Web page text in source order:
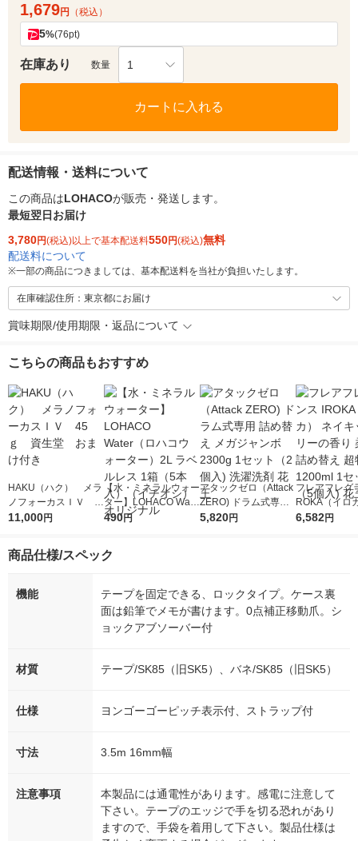
1,679円 （税込）
5%(76pt)
在庫あり 数量 1
カートに入れる
配送情報・送料について
この商品はLOHACOが販売・発送します。
最短翌日お届け
3,780円(税込)以上で基本配送料550円(税込)無料
配送料について
※一部の商品につきましては、基本配送料を当社が負担いたします。
在庫確認住所：東京都にお届け
賞味期限/使用期限・返品について
こちらの商品もおすすめ
HAKU（ハク） メラ
ノフォーカスＩＶ 4
5ｇ 資生堂 おまけ
11,000円
【水・ミネラルウォー
ター】LOHACO Wate
r（ロハコウォータ
シ） オリジナル
490円
アタックゼロ（Attack
ZERO) ドラム式専用
詰め替え メガジャン
5,820円
フレアフレグ
ROKA（イロ
イキッドリリ
6,582円
商品仕様/スペック
機能
テープを固定できる、ロックタイプ。ケース裏
面は鉛筆でメモが書けます。0点補正移動爪。シ
ョックアブソーバー付
材質 テープ/SK85（旧SK5）、バネ/SK85（旧SK5）
仕様 ヨンゴーゴーピッチ表示付、ストラップ付
寸法 3.5m 16mm幅
注意事項
本製品には通電性があります。感電に注意して
下さい。テープのエッジで手を切る恐れがあり
ますので、手袋を着用して下さい。製品仕様は